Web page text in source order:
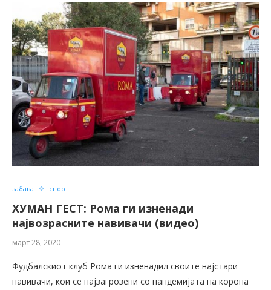
забава спорт
ХУМАН ГЕСТ: Рома ги изненади
највозрасните навивачи (видео)
март 28, 2020
Фудбалскиот клуб Рома ги изненадил своите најстари
навивачи, кои се најзагрозени со пандемијата на корона